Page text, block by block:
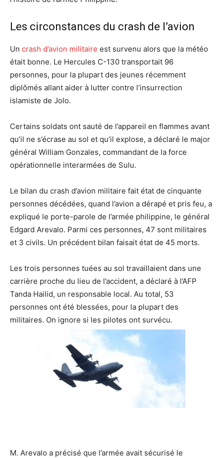
Les circonstances du crash de l’avion
Un crash d’avion militaire est survenu alors que la météo
était bonne. Le Hercules C-130 transportait 96
personnes, pour la plupart des jeunes récemment
diplômés allant aider à lutter contre l’insurrection
islamiste de Jolo.
Certains soldats ont sauté de l’appareil en flammes avant
qu’il ne s’écrase au sol et qu’il explose, a déclaré le major
général William Gonzales, commandant de la force
opérationnelle interarmées de Sulu.
Le bilan du crash d’avion militaire fait état de cinquante
personnes décédées, quand l’avion a dérapé et pris feu, a
expliqué le porte-parole de l’armée philippine, le général
Edgard Arevalo. Parmi ces personnes, 47 sont militaires
et 3 civils. Un précédent bilan faisait état de 45 morts.
Les trois personnes tuées au sol travaillaient dans une
carrière proche du lieu de l’accident, a déclaré à l’AFP
Tanda Hailid, un responsable local. Au total, 53
personnes ont été blessées, pour la plupart des
militaires. On ignore si les pilotes ont survécu.
M. Arevalo a précisé que l’armée avait sécurisé le